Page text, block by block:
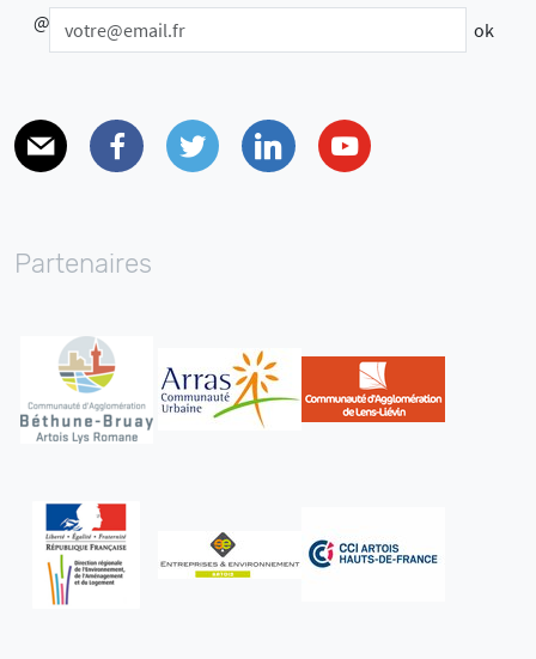
@
Partenaires